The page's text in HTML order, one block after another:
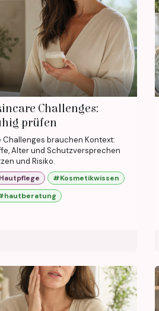
Challenges:
prüfen
Challenges brauchen Kontext:
Alter und Schutzversprechen
und Risiko.
#Kosmetikwissen